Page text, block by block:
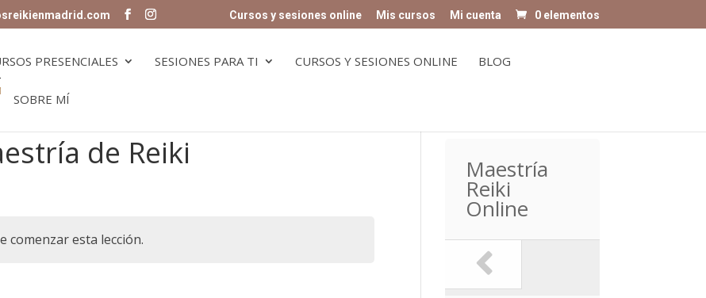
Cursos y sesiones online Mis cursos Mi cuenta 0 elementos
PRESENCIALES SESIONES PARA TI CURSOS Y SESIONES ONLINE BLOG
SOBRE MÍ
de Reiki
comenzar esta lección.
Maestría
Reiki
Online